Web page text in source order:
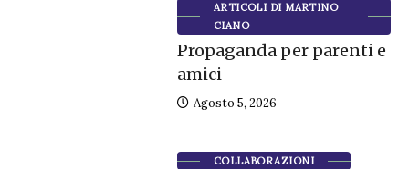
ARTICOLI DI MARTINO
CIANO
Propaganda per parenti e
amici
Agosto 5, 2026
COLLABORAZIONI